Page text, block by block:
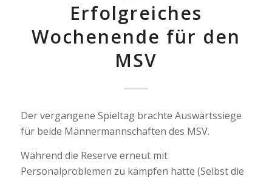
Erfolgreiches
Wochenende für den
MSV
Der vergangene Spieltag brachte Auswärtssiege
für beide Männermannschaften des MSV.
Während die Reserve erneut mit
Personalproblemen zu kämpfen hatte (Selbst die